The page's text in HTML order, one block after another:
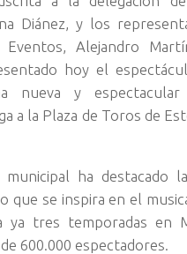
Diánez, y los
Eventos, Alejandro
hoy el
nueva y espectacular
a la Plaza de Toros de
municipal ha destacado
que se inspira en el
ya tres temporadas en
600.000 espectadores.